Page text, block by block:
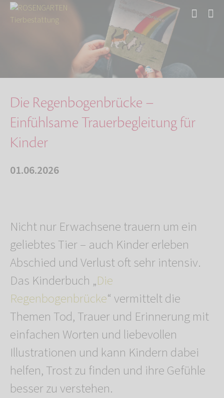
Aktuelles
Die Regenbogenbrücke – Einfühlsame Trauerbegl…
Die Regenbogenbrücke –
Einfühlsame Trauerbegleitung für
Kinder
01.06.2026
Nicht nur Erwachsene trauern um ein
geliebtes Tier – auch Kinder erleben
Abschied und Verlust oft sehr intensiv.
Das Kinderbuch „Die
Regenbogenbrücke“ vermittelt die
Themen Tod, Trauer und Erinnerung mit
einfachen Worten und liebevollen
Illustrationen und kann Kindern dabei
helfen, Trost zu finden und ihre Gefühle
besser zu verstehen.